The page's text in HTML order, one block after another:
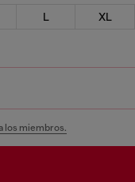
L
XL
los miembros.